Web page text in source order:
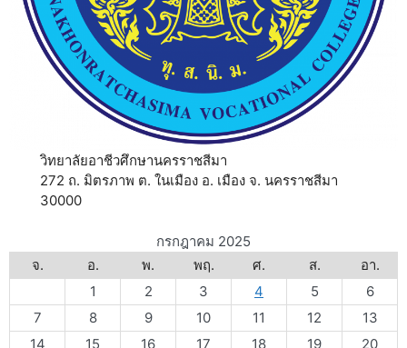
วิทยาลัยอาชีวศึกษานครราชสีมา
272 ถ. มิตรภาพ ต. ในเมือง อ. เมือง จ. นครราชสีมา
30000
กรกฎาคม 2025
จ.
อ. พ. พฤ. ศ. ส.
อา.
1
2 3 4 5
6
7
8 9 10 11 12
13
14
15 16 17 18 19
20